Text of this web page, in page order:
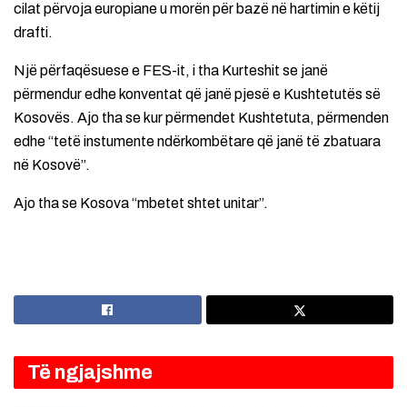
cilat përvoja europiane u morën për bazë në hartimin e këtij
drafti.
Një përfaqësuese e FES-it, i tha Kurteshit se janë
përmendur edhe konventat që janë pjesë e Kushtetutës së
Kosovës. Ajo tha se kur përmendet Kushtetuta, përmenden
edhe “tetë instumente ndërkombëtare që janë të zbatuara
në Kosovë”.
Ajo tha se Kosova “mbetet shtet unitar”.
Të ngjajshme